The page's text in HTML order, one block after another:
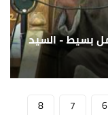
بسيط - السيد
6
7
8